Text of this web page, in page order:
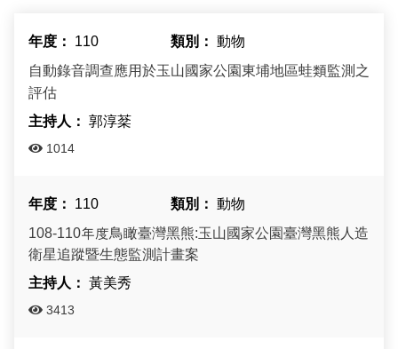
線上預約
線上預約申請
登高登頂紀念證書申辦
黑熊骨骼標本特展
採集證申請
生物多樣性平台
處長簡介
預決算及會計報告
通盤檢討
請願及訴願
建造及使用執照案件統計
建築執照申請進度與缺失查詢
檔案應用專區
線上檔案展
檔案應用活動
玉山國公園粉絲專頁
線上玉山
民眾申辦服務
Bahasa Melayu
Tiếng Việt
Taglog
Bahasa indonesia
Deutsche
Français
Facebook
110
動物
自動錄音調查應用於玉山國家公園東埔地區蛙類監測之
評估
郭淳棻
1014
110
動物
108-110年度鳥瞰臺灣黑熊:玉山國家公園臺灣黑熊人造
衛星追蹤暨生態監測計畫案
黃美秀
3413